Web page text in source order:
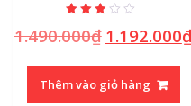
xếp
hạng
5 sao
1.490.000₫ Giá
là:
1.490.000₫.
1.192.000
Thêm vào giỏ hàng